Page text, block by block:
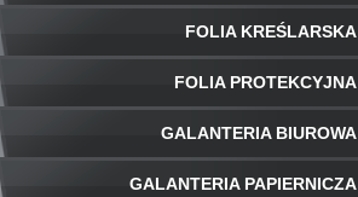
FOLIA KREŚLARSKA
FOLIA PROTEKCYJNA
GALANTERIA BIUROWA
GALANTERIA PAPIERNICZA